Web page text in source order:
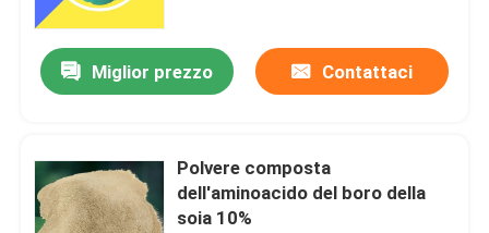
Chi siamo
Miglior prezzo Contattaci
Polvere composta
dell'aminoacido del boro della
soia 10%